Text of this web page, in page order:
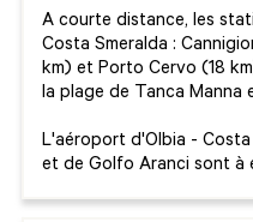
A courte distance, les
Costa Smeralda :
km) et Porto Cervo (18
la plage de Tanca Manna
L'aéroport d'Olbia -
et de Golfo Aranci sont à